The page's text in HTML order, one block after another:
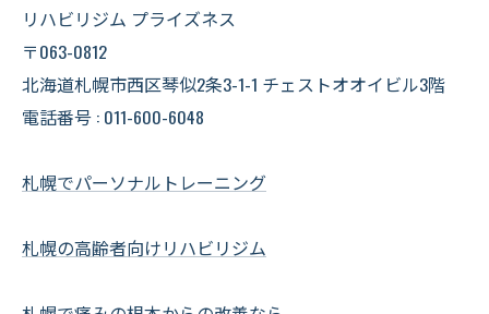
リハビリジム プライズネス
〒063-0812
北海道札幌市西区琴似2条3-1-1 チェストオオイビル3階
電話番号 : 011-600-6048
札幌でパーソナルトレーニング
札幌の高齢者向けリハビリジム